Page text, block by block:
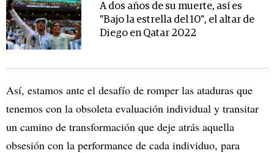
A dos años de su muerte, así es
"Bajo la estrella del 10", el altar de
Diego en Qatar 2022
Así, estamos ante el desafío de romper las ataduras que
tenemos con la obsoleta evaluación individual y transitar
un camino de transformación que deje atrás aquella
obsesión con la performance de cada individuo, para